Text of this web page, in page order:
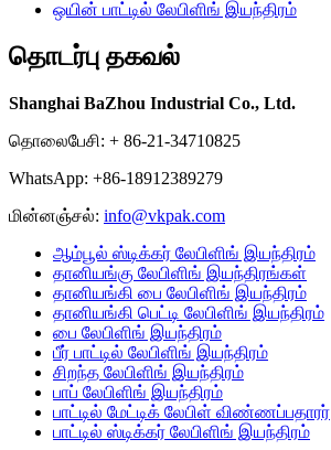
ஒயின் பாட்டில் லேபிளிங் இயந்திரம்
தொடர்பு தகவல்
Shanghai BaZhou Industrial Co., Ltd.
தொலைபேசி: + 86-21-34710825
WhatsApp: +86-18912389279
மின்னஞ்சல்: info@vkpak.com
ஆம்பூல் ஸ்டிக்கர் லேபிளிங் இயந்திரம்
தானியங்கு லேபிளிங் இயந்திரங்கள்
தானியங்கி பை லேபிளிங் இயந்திரம்
தானியங்கி பெட்டி லேபிளிங் இயந்திரம்
பை லேபிளிங் இயந்திரம்
பீர் பாட்டில் லேபிளிங் இயந்திரம்
சிறந்த லேபிளிங் இயந்திரம்
பாப் லேபிளிங் இயந்திரம்
பாட்டில் மேட்டிக் லேபிள் விண்ணப்பதாரர்
பாட்டில் ஸ்டிக்கர் லேபிளிங் இயந்திரம்